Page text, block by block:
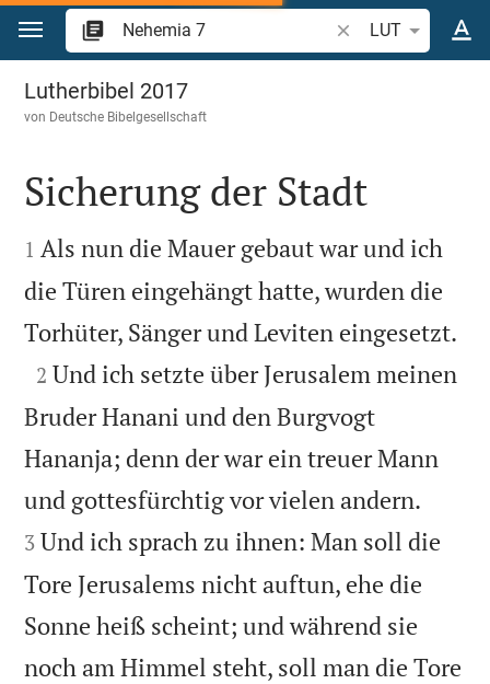
Zum Inhalt springen
Bibelstelle oder
LUT
Nehemia 7
Lutherbibel 2017
von Deutsche Bibelgesellschaft

Sicherung der Stadt

1 Als nun die Mauer gebaut war und ich
die Türen eingehängt hatte, wurden die
Torhüter, Sänger und Leviten eingesetzt.

2 Und ich setzte über Jerusalem meinen
Bruder Hanani und den Burgvogt
Hananja; denn der war ein treuer Mann
und gottesfürchtig vor vielen andern.
3 Und ich sprach zu ihnen: Man soll die
Tore Jerusalems nicht auftun, ehe die
Sonne heiß scheint; und während sie
noch am Himmel steht, soll man die Tore